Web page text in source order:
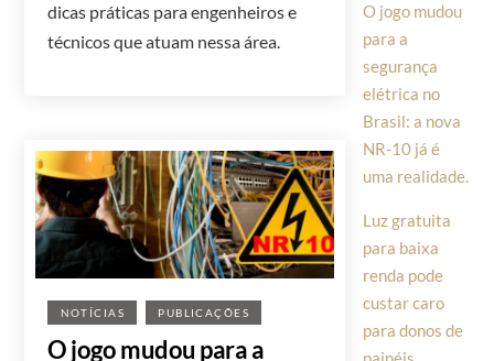
dicas práticas para engenheiros e
técnicos que atuam nessa área.
NOTÍCIAS PUBLICAÇÕES
O jogo mudou para a
O jogo mudou
para a
segurança
elétrica no
Brasil: a nova
NR-10 já é
uma realidade.
Luz gratuita
para baixa
renda pode
custar caro
para donos de